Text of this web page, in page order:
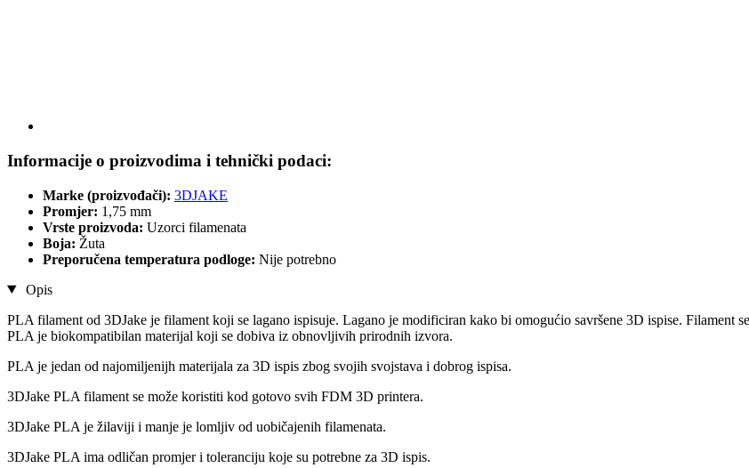
Informacije o proizvodima i tehnički podaci:
Marke (proizvođači): 3DJAKE
Promjer: 1,75 mm
Vrste proizvoda: Uzorci filamenata
Boja: Žuta
Preporučena temperatura podloge: Nije potrebno
Opis
PLA filament od 3DJake je filament koji se lagano ispisuje. Lagano je modificiran kako bi omogućio savršene 3D ispise. Filament
PLA je biokompatibilan materijal koji se dobiva iz obnovljivih prirodnih izvora.
PLA je jedan od najomiljenijh materijala za 3D ispis zbog svojih svojstava i dobrog ispisa.
3DJake PLA filament se može koristiti kod gotovo svih FDM 3D printera.
3DJake PLA je žilaviji i manje je lomljiv od uobičajenih filamenata.
3DJake PLA ima odličan promjer i toleranciju koje su potrebne za 3D ispis.